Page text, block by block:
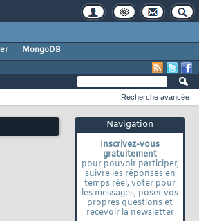
MongoDB
Navigation
Inscrivez-vous
gratuitement
pour pouvoir participer,
suivre les réponses en
temps réel, voter pour
les messages, poser vos
propres questions et
recevoir la newsletter
Recherche avancée